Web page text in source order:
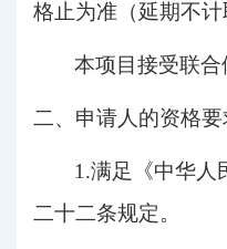
格止为准（延期不计
本项目接受联合
二、申请人的资格要
1.满足《中华人
二十二条规定。